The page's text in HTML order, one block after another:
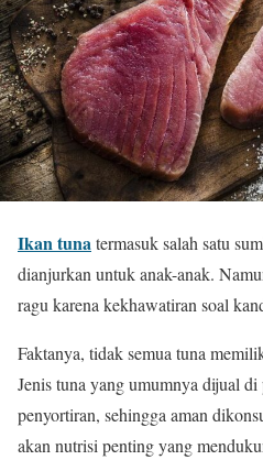
Ikan tunatermasuk salah satu
dianjurkan untuk anak-anak.
ragu karena kekhawatiran soal
Faktanya, tidak semua tuna
Jenis tuna yang umumnya dijual di
penyortiran, sehingga aman
akan nutrisi penting yang